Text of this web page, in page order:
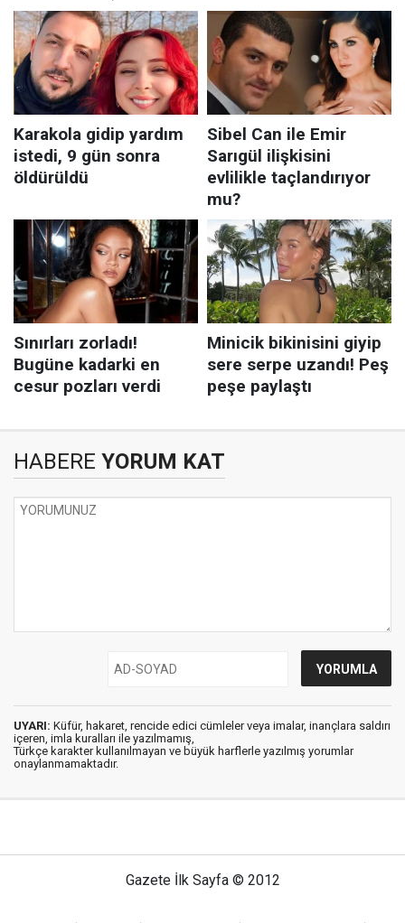
HABERE YORUM KAT
UYARI: Küfür, hakaret, rencide edici cümleler veya imalar, inançlara saldırı
içeren, imla kuralları ile yazılmamış,
Türkçe karakter kullanılmayan ve büyük harflerle yazılmış yorumlar
onaylanmamaktadır.
Gazete İlk Sayfa © 2012